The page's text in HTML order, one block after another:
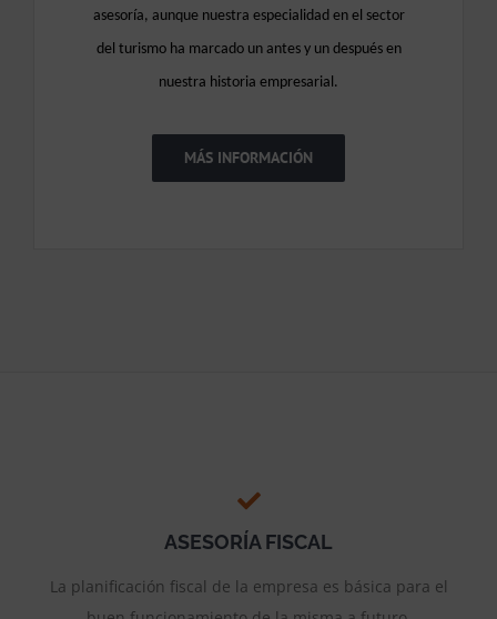
asesoría, aunque nuestra especialidad en el sector
del turismo ha marcado un antes y un después en
nuestra historia empresarial.
MÁS INFORMACIÓN
ASESORÍA FISCAL
La planificación fiscal de la empresa es básica para el